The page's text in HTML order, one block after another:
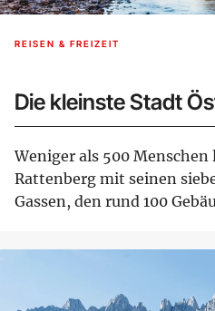
REISEN & FREIZEIT
Die kleinste Stadt
Weniger als 500 Menschen
Rattenberg mit seinen
Gassen, den rund 100